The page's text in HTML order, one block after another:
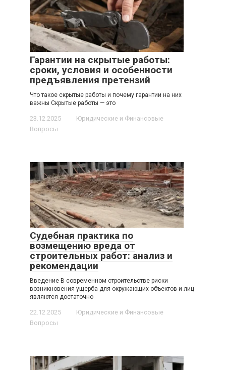
Гарантии на скрытые работы:
сроки, условия и особенности
предъявления претензий
Что такое скрытые работы и почему гарантии на них
важны Скрытые работы — это
23.12.2025
Юридические и Финансовые
Вопросы
Судебная практика по
возмещению вреда от
строительных работ: анализ и
рекомендации
Введение В современном строительстве риски
возникновения ущерба для окружающих объектов и лиц
являются достаточно
22.12.2025
Юридические и Финансовые
Вопросы